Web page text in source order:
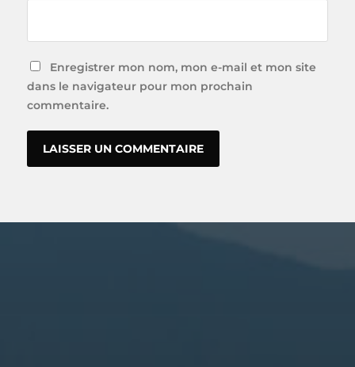
Enregistrer mon nom, mon e-mail et mon site
dans le navigateur pour mon prochain
commentaire.